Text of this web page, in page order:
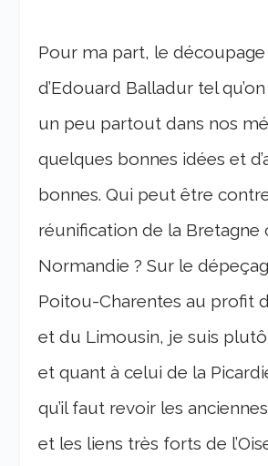
Pour ma part, le
d’Edouard Balladur tel
un peu partout dans nos
quelques bonnes idées et
bonnes. Qui peut être
réunification de la Bretagne
Normandie ? Sur le
Poitou-Charentes au profit
et du Limousin, je suis
et quant à celui de la
qu’il faut revoir les
et les liens très forts de